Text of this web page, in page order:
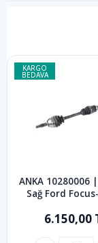
KARGO
BEDAVA
ANKA 10280006
Sağ Ford
6.150,00